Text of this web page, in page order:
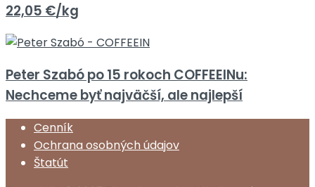
22,05 €/kg
Peter Szabó po 15 rokoch COFFEEINu:
Nechceme byť najväčší, ale najlepší
Cenník
Ochrana osobných údajov
Štatút